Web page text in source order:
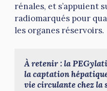
rénales, et s’appuient
radiomarqués pour
les organes réservoirs.
À retenir : la
la captation
vie circulante chez la